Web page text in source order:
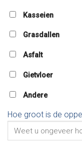
Kasseien
Grasdallen
Asfalt
Gietvloer
Andere
Hoe groot is de